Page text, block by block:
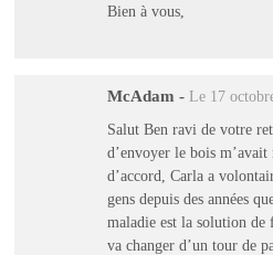
Bien à vous,
McAdam - Le 17
Salut Ben ravi de votre
d’envoyer le bois m’avait
d’accord, Carla a
gens depuis des années
maladie est la solution
va changer d’un tour de